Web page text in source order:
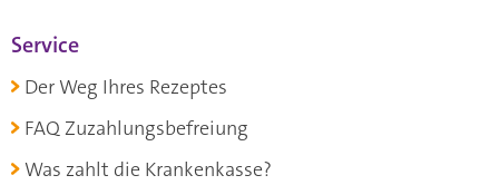
Service
Der Weg Ihres Rezeptes
FAQ Zuzahlungsbefreiung
Was zahlt die Krankenkasse?